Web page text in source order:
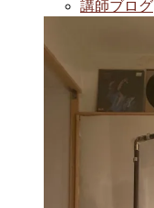
講師ブログ